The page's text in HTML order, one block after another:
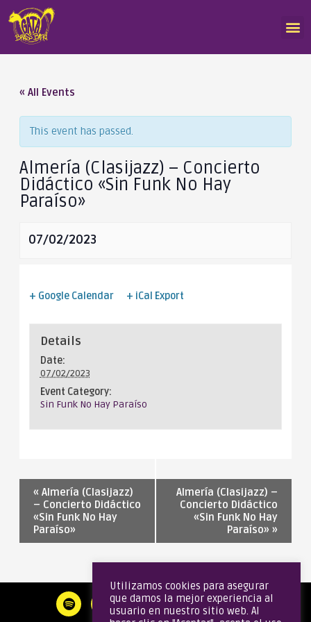
« All Events
This event has passed.
Almería (Clasijazz) – Concierto
Didáctico «Sin Funk No Hay
Paraíso»
07/02/2023
+ Google Calendar + iCal Export
Details
Date:
07/02/2023
Event Category:
Sin Funk No Hay Paraíso
« Almería (Clasijazz)
– Concierto Didáctico
«Sin Funk No Hay
Paraíso»
Almería (Clasijazz) –
Concierto Didáctico
«Sin Funk No Hay
Paraíso»»
Utilizamos cookies para asegurar
que damos la mejor experiencia al
usuario en nuestro sitio web. Al